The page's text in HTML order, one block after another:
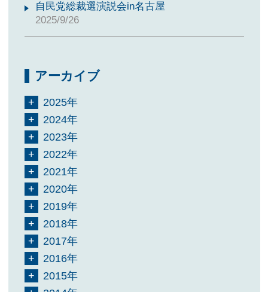
自民党総裁選演説会in名古屋
2025/9/26
アーカイブ
2025年
2024年
2023年
2022年
2021年
2020年
2019年
2018年
2017年
2016年
2015年